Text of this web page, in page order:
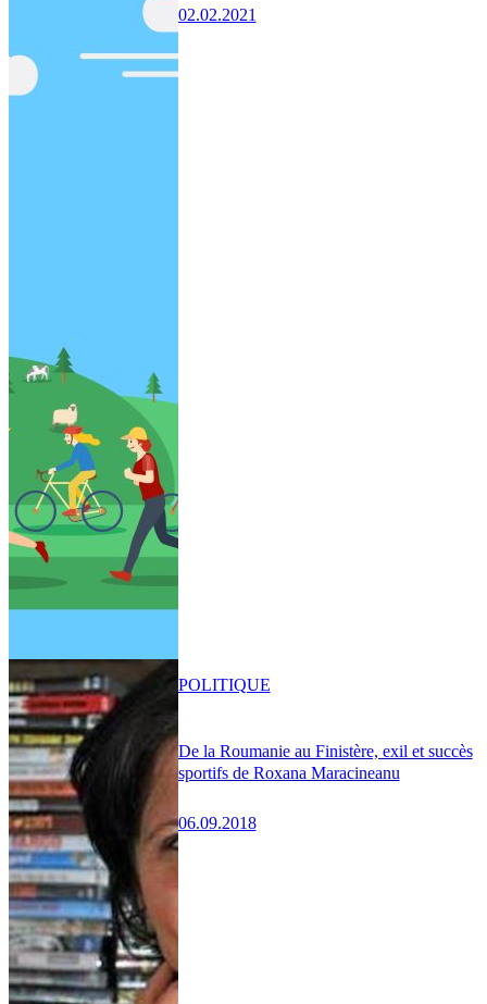
02.02.2021
De la Roumanie au Finistère, exil et succès
sportifs de Roxana Maracineanu
06.09.2018
POLITIQUE